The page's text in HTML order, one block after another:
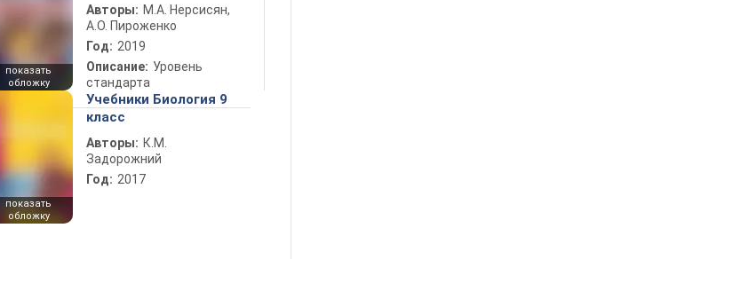
показать
обложку
Авторы: М.А. Нерсисян,
А.О. Пироженко
Год: 2019
Описание: Уровень
стандарта
показать
обложку
Учебники Биология 9
класс
Авторы: К.М.
Задорожний
Год: 2017